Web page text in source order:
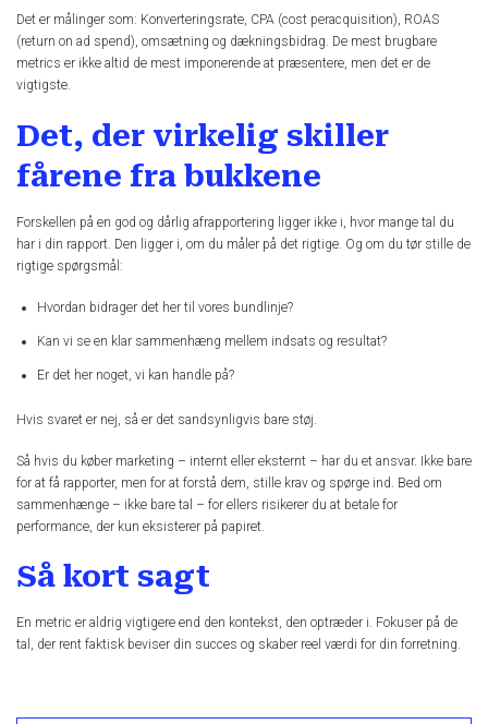
Det er målinger som: Konverteringsrate, CPA (cost peracquisition), ROAS
(return on ad spend), omsætning og dækningsbidrag. De mest brugbare
metrics er ikke altid de mest imponerende at præsentere, men det er de
vigtigste.
Det, der virkelig skiller
fårene fra bukkene
Forskellen på en god og dårlig afrapportering ligger ikke i, hvor mange tal du
har i din rapport. Den ligger i, om du måler på det rigtige. Og om du tør stille de
rigtige spørgsmål:
Hvordan bidrager det her til vores bundlinje?
Kan vi se en klar sammenhæng mellem indsats og resultat?
Er det her noget, vi kan handle på?
Hvis svaret er nej, så er det sandsynligvis bare støj.
Så hvis du køber marketing – internt eller eksternt – har du et ansvar. Ikke bare
for at få rapporter, men for at forstå dem, stille krav og spørge ind. Bed om
sammenhænge – ikke bare tal – for ellers risikerer du at betale for
performance, der kun eksisterer på papiret.
Så kort sagt
En metric er aldrig vigtigere end den kontekst, den optræder i. Fokuser på de
tal, der rent faktisk beviser din succes og skaber reel værdi for din forretning.